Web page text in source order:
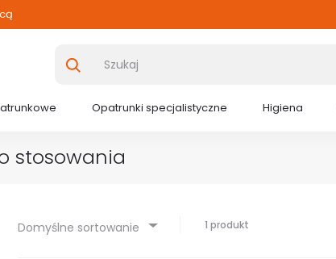
Opatrunki specjalistyczne Higiena
stosowania
Domyślne sortowanie 1 produkt